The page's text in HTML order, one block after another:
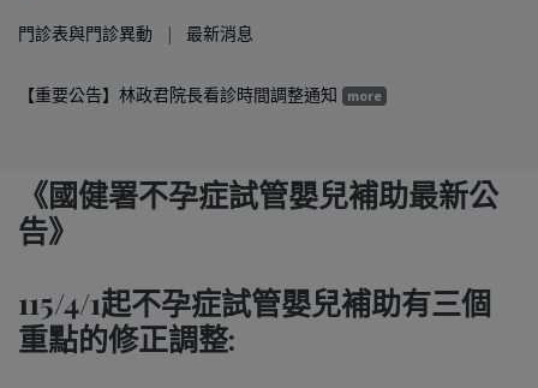
門診表與門診異動 最新消息
【重要公告】林政君院長看診時間調整通知 more
《國健署不孕症試管嬰兒補助最新公
告》
115/4/1起不孕症試管嬰兒補助有三個
重點的修正調整: